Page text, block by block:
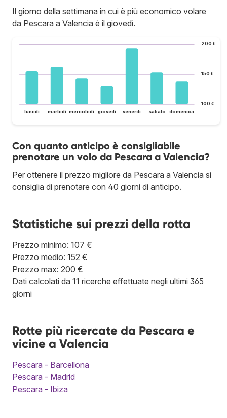
Il giorno della settimana in cui è più economico volare
da Pescara a Valencia è il giovedì.
100 €
150 €
200 €
lunedì martedì mercoledì giovedì venerdì sabato domenica
Con quanto anticipo è consigliabile
prenotare un volo da Pescara a Valencia?
Per ottenere il prezzo migliore da Pescara a Valencia si
consiglia di prenotare con 40 giorni di anticipo.
Statistiche sui prezzi della rotta
Prezzo minimo: 107 €
Prezzo medio: 152 €
Prezzo max: 200 €
Dati calcolati da 11 ricerche effettuate negli ultimi 365
giorni
Rotte più ricercate da Pescara e
vicine a Valencia
Pescara - Barcellona
Pescara - Madrid
Pescara - Ibiza